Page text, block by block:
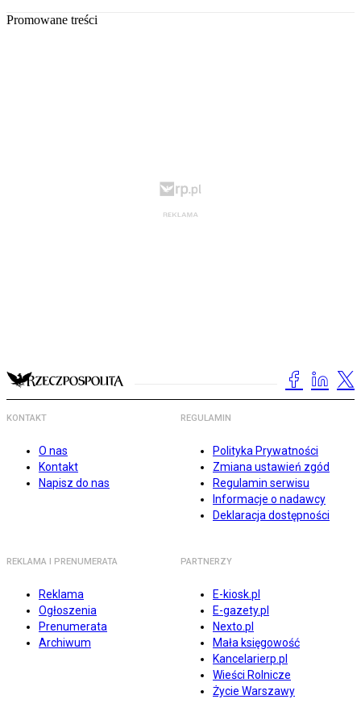
Promowane treści
KONTAKT
O nas
Kontakt
Napisz do nas
REGULAMIN
Polityka Prywatności
Zmiana ustawień zgód
Regulamin serwisu
Informacje o nadawcy
Deklaracja dostępności
REKLAMA I PRENUMERATA
Reklama
Ogłoszenia
Prenumerata
Archiwum
PARTNERZY
E-kiosk.pl
E-gazety.pl
Nexto.pl
Mała księgowość
Kancelarierp.pl
Wieści Rolnicze
Życie Warszawy